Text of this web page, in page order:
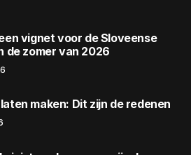
vignet voor de Sloveense
de zomer van 2026
maken: Dit zijn de redenen